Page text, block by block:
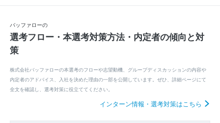
バッファローの
選考フロー・本選考対策方法・内定者の傾向と対
策
株式会社バッファローの本選考のフローや志望動機、グループディスカッションの内容や
内定者のアドバイス、入社を決めた理由の一部を公開しています。ぜひ、詳細ページにて
全文を確認し、選考対策に役立ててください。
インターン情報・選考対策はこちら